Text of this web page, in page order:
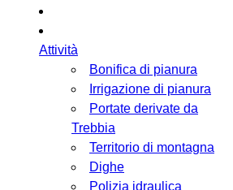
Attività
Bonifica di pianura
Irrigazione di pianura
Portate derivate da
Trebbia
Territorio di montagna
Dighe
Polizia idraulica